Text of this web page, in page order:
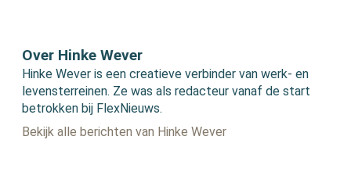
Over Hinke Wever
Hinke Wever is een creatieve verbinder van werk- en
levensterreinen. Ze was als redacteur vanaf de start
betrokken bij FlexNieuws.
Bekijk alle berichten van Hinke Wever